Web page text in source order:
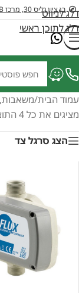
דלג לניווט
דלג לתוכן ראשי
בן ציון גליס 30, מרכז B סנטר, פתח תקווה, ישראל
עמוד הבית/משאבות,
מציגים את כל ⁦4⁩ התוצאות
הצג סרגל צד